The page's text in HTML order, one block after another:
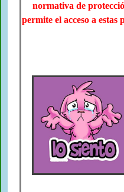
normativa de
permite el acceso a